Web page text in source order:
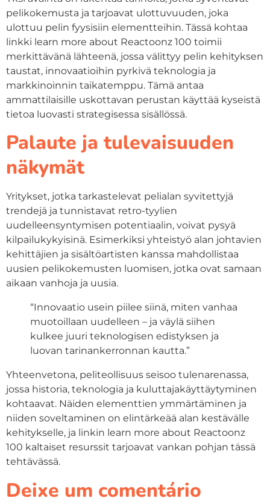
pelikokemusta ja tarjoavat ulottuvuuden, joka
ulottuu pelin fyysisiin elementteihin. Tässä kohtaa
linkki learn more about Reactoonz 100 toimii
merkittävänä lähteenä, jossa välittyy pelin kehityksen
taustat, innovaatioihin pyrkivä teknologia ja
markkinoinnin taikatemppu. Tämä antaa
ammattilaisille uskottavan perustan käyttää kyseistä
tietoa luovasti strategisessa sisällössä.
Palaute ja tulevaisuuden
näkymät
Yritykset, jotka tarkastelevat pelialan syvitettyjä
trendejä ja tunnistavat retro-tyylien
uudelleensyntymisen potentiaalin, voivat pysyä
kilpailukykyisinä. Esimerkiksi yhteistyö alan johtavien
kehittäjien ja sisältöartisten kanssa mahdollistaa
uusien pelikokemusten luomisen, jotka ovat samaan
aikaan vanhoja ja uusia.
“Innovaatio usein piilee siinä, miten vanhaa
muotoillaan uudelleen – ja väylä siihen
kulkee juuri teknologisen edistyksen ja
luovan tarinankerronnan kautta.”
Yhteenvetona, peliteollisuus seisoo tulenarenassa,
jossa historia, teknologia ja kuluttajakäyttäytyminen
kohtaavat. Näiden elementtien ymmärtäminen ja
niiden soveltaminen on elintärkeää alan kestävälle
kehitykselle, ja linkin learn more about Reactoonz
100 kaltaiset resurssit tarjoavat vankan pohjan tässä
tehtävässä.
Deixe um comentário